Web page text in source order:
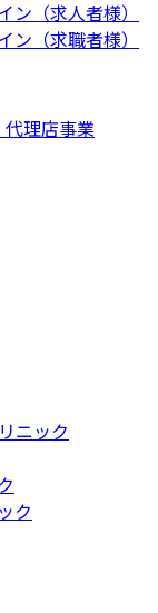
（求人者様）
（求職者様）
理店事業
ニック
ク